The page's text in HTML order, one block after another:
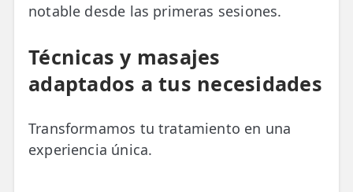
notable desde las primeras sesiones.
Técnicas y masajes
adaptados a tus necesidades
Transformamos tu tratamiento en una
experiencia única.